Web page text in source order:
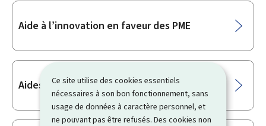
Ce site utilise des cookies essentiels
nécessaires à son bon fonctionnement, sans
usage de données à caractère personnel, et
ne pouvant pas être refusés. Des cookies non
Aide à l’innovation en faveur des PME
Aides aux jeunes entreprises innovantes